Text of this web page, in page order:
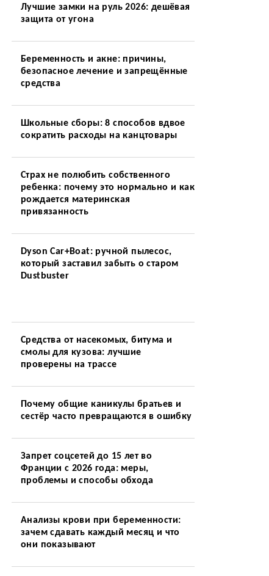
Лучшие замки на руль 2026: дешёвая
защита от угона
Беременность и акне: причины,
безопасное лечение и запрещённые
средства
Школьные сборы: 8 способов вдвое
сократить расходы на канцтовары
Страх не полюбить собственного
ребенка: почему это нормально и как
рождается материнская
привязанность
Dyson Car+Boat: ручной пылесос,
который заставил забыть о старом
Dustbuster
Средства от насекомых, битума и
смолы для кузова: лучшие
проверены на трассе
Почему общие каникулы братьев и
сестёр часто превращаются в ошибку
Запрет соцсетей до 15 лет во
Франции с 2026 года: меры,
проблемы и способы обхода
Анализы крови при беременности:
зачем сдавать каждый месяц и что
они показывают